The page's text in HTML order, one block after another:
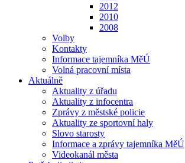
2012
2010
2008
Volby
Kontakty
Informace tajemníka MěÚ
Volná pracovní místa
Aktuálně
Aktuality z úřadu
Aktuality z infocentra
Zprávy z městské policie
Aktuality ze sportovní haly
Slovo starosty
Informace a zprávy tajemníka MěÚ
Videokanál města